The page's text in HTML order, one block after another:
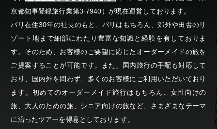
京都知事登録旅行業第3-7940）が現在運営しております。
パリ在住30年の社長のもと、パリはもちろん、郊外や田舎のリ
ゾート地まで細部にわたり豊富な知識と経験を有しておりま
す。そのため、お客様のご要望に応じたオーダーメイドの旅を
ご提案することが可能です。また、国内旅行の手配も対応して
おり、国内外を問わず、多くのお客様にご利用いただいており
ます。初めてのオーダーメイド旅行はもちろん、女性向けの
旅、大人のための旅、シニア向けの旅など、さまざまなテーマ
に沿ったツアーを得意としております。